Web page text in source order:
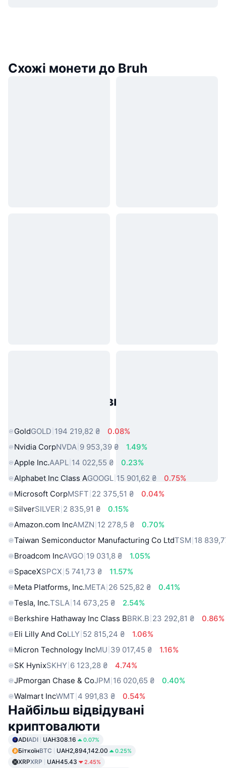
Схожі монети до Bruh
Популярні активи реального
GoldGOLD 194 219,82 ₴
0.08%
Nvidia CorpNVDA 9 953,39 ₴
1.49%
Apple Inc.AAPL 14 022,55 ₴
0.23%
Alphabet Inc Class AGOOGL 15 901,62 ₴
0.75%
Microsoft CorpMSFT 22 375,51 ₴
0.04%
SilverSILVER 2 835,91 ₴
0.15%
Amazon.com IncAMZN 12 278,5 ₴
0.70%
Taiwan Semiconductor Manufacturing Co LtdTSM 18
Broadcom IncAVGO 19 031,8 ₴
1.05%
SpaceXSPCX 5 741,73 ₴
11.57%
Meta Platforms, Inc.META 26 525,82 ₴
0.41%
Tesla, Inc.TSLA 14 673,25 ₴
2.54%
Berkshire Hathaway Inc Class BBRK.B 23 292,81 ₴
0.86%
Eli Lilly And CoLLY 52 815,24 ₴
1.06%
Micron Technology IncMU 39 017,45 ₴
1.16%
SK HynixSKHY 6 123,28 ₴
4.74%
JPmorgan Chase & CoJPM 16 020,65 ₴
0.40%
Walmart IncWMT 4 991,83 ₴ 0.54%
Найбільш відвідувані
криптовалюти
ADIADI UAH308.16 0.07%
БіткоїнBTC UAH2,894,142.00 0.25%
XRPXRP UAH45.43 2.45%